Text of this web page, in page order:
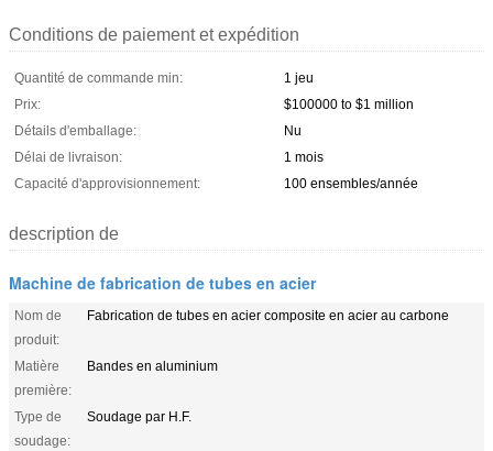
Conditions de paiement et expédition
Quantité de commande min:
1 jeu
Prix:
$100000 to $1 million
Détails d'emballage:
Nu
Délai de livraison:
1 mois
Capacité d'approvisionnement:
100 ensembles/année
description de
Machine de fabrication de tubes en acier
Nom de
produit:
Fabrication de tubes en acier composite en acier au carbone
Matière
première:
Bandes en aluminium
Type de
soudage:
Soudage par H.F.